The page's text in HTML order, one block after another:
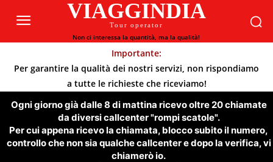
VIAGGINDIA
Tour operator
Non ci interessa la quantità, ma la qualità!
Importante:
Per garantire la qualità dei nostri servizi, non rispondiamo
a tutte le richieste che riceviamo!
Ogni giorno già dalle 8 di mattina ricevo oltre 20 chiamate
da diversi callcenter "rompi scatole".
Per cui appena ricevo la chiamata, blocco subito il numero,
controllo che non sia qualche callcenter e dopo la verifica, vi
chiamerò io.